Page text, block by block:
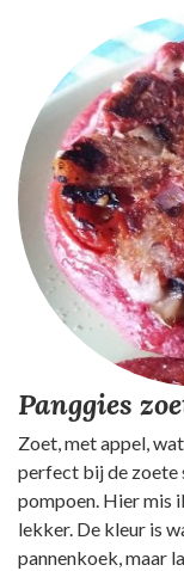
Panggies
Zoet, met appel,
perfect bij de zoete
pompoen. Hier mis
lekker. De kleur is
pannenkoek, maar